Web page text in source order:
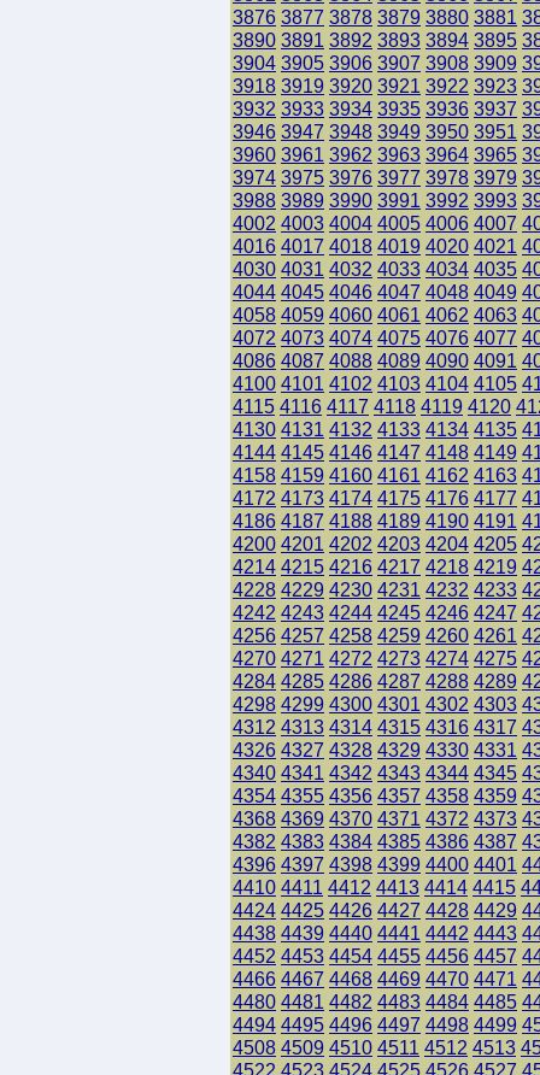
3876 3877 3878 3879 3880 3881
3890 3891 3892 3893 3894 3895
3904 3905 3906 3907 3908 3909
3918 3919 3920 3921 3922 3923
3932 3933 3934 3935 3936 3937
3946 3947 3948 3949 3950 3951
3960 3961 3962 3963 3964 3965
3974 3975 3976 3977 3978 3979
3988 3989 3990 3991 3992 3993
4002 4003 4004 4005 4006 4007
4016 4017 4018 4019 4020 4021
4030 4031 4032 4033 4034 4035
4044 4045 4046 4047 4048 4049
4058 4059 4060 4061 4062 4063
4072 4073 4074 4075 4076 4077
4086 4087 4088 4089 4090 4091
4100 4101 4102 4103 4104 4105
4115 4116 4117 4118 4119 4120
4130 4131 4132 4133 4134 4135
4144 4145 4146 4147 4148 4149
4158 4159 4160 4161 4162 4163
4172 4173 4174 4175 4176 4177
4186 4187 4188 4189 4190 4191
4200 4201 4202 4203 4204 4205
4214 4215 4216 4217 4218 4219
4228 4229 4230 4231 4232 4233
4242 4243 4244 4245 4246 4247
4256 4257 4258 4259 4260 4261
4270 4271 4272 4273 4274 4275
4284 4285 4286 4287 4288 4289
4298 4299 4300 4301 4302 4303
4312 4313 4314 4315 4316 4317
4326 4327 4328 4329 4330 4331
4340 4341 4342 4343 4344 4345
4354 4355 4356 4357 4358 4359
4368 4369 4370 4371 4372 4373
4382 4383 4384 4385 4386 4387
4396 4397 4398 4399 4400 4401
4410 4411 4412 4413 4414 4415
4424 4425 4426 4427 4428 4429
4438 4439 4440 4441 4442 4443
4452 4453 4454 4455 4456 4457
4466 4467 4468 4469 4470 4471
4480 4481 4482 4483 4484 4485
4494 4495 4496 4497 4498 4499
4508 4509 4510 4511 4512 4513
4522 4523 4524 4525 4526 4527